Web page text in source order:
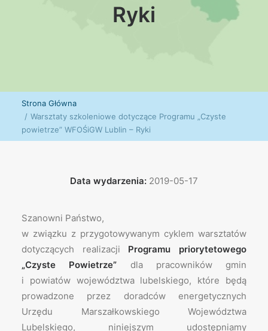
Ryki
Strona Główna
Warsztaty szkoleniowe dotyczące Programu „Czyste
powietrze” WFOŚiGW Lublin – Ryki
Data wydarzenia: 2019-05-17
Szanowni Państwo,
w związku z przygotowywanym cyklem warsztatów
dotyczących realizacji Programu priorytetowego
„Czyste Powietrze” dla pracowników gmin
i powiatów województwa lubelskiego, które będą
prowadzone przez doradców energetycznych
Urzędu Marszałkowskiego Województwa
Lubelskiego, niniejszym udostępniamy